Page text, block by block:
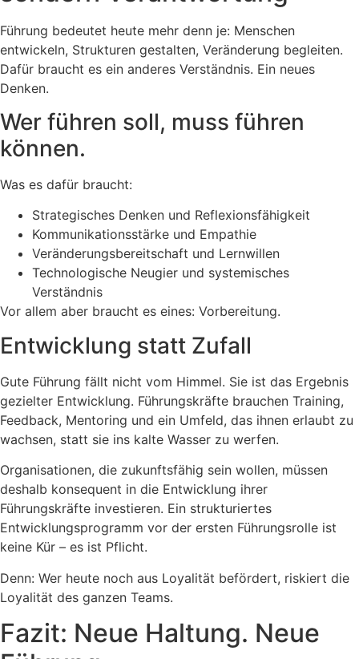
Führung bedeutet heute mehr denn je: Menschen
entwickeln, Strukturen gestalten, Veränderung begleiten.
Dafür braucht es ein anderes Verständnis. Ein neues
Denken.
Wer führen soll, muss führen
können.
Was es dafür braucht:
Strategisches Denken und Reflexionsfähigkeit
Kommunikationsstärke und Empathie
Veränderungsbereitschaft und Lernwillen
Technologische Neugier und systemisches
Verständnis
Vor allem aber braucht es eines: Vorbereitung.
Entwicklung statt Zufall
Gute Führung fällt nicht vom Himmel. Sie ist das Ergebnis
gezielter Entwicklung. Führungskräfte brauchen Training,
Feedback, Mentoring und ein Umfeld, das ihnen erlaubt zu
wachsen, statt sie ins kalte Wasser zu werfen.
Organisationen, die zukunftsfähig sein wollen, müssen
deshalb konsequent in die Entwicklung ihrer
Führungskräfte investieren. Ein strukturiertes
Entwicklungsprogramm vor der ersten Führungsrolle ist
keine Kür – es ist Pflicht.
Denn: Wer heute noch aus Loyalität befördert, riskiert die
Loyalität des ganzen Teams.
Fazit: Neue Haltung. Neue